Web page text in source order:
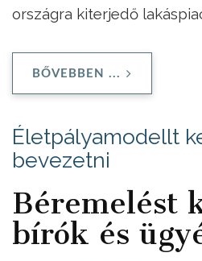
országra kiterjedő
BŐVEBBEN ...
Életpályamodellt
bevezetni
Béremelést
bírók és